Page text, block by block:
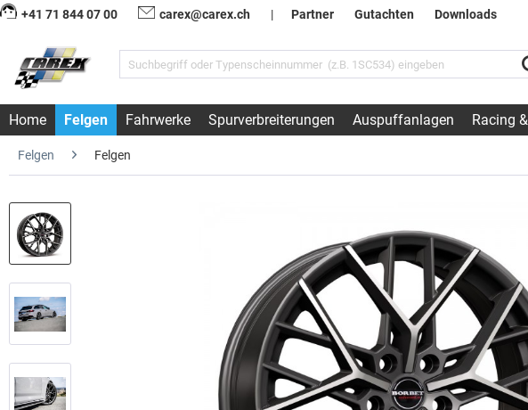
+41 71 844 07 00 carex@carex.ch | Partner Gutachten Downloads
Home Felgen Fahrwerke Spurverbreiterungen Auspuffanlagen Racing
Felgen Felgen